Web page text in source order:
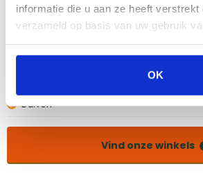
informatie die u aan ze heeft verstrekt
verzameld op basis van uw gebruik
OK
Breda
Duiven
Vind onze winkels